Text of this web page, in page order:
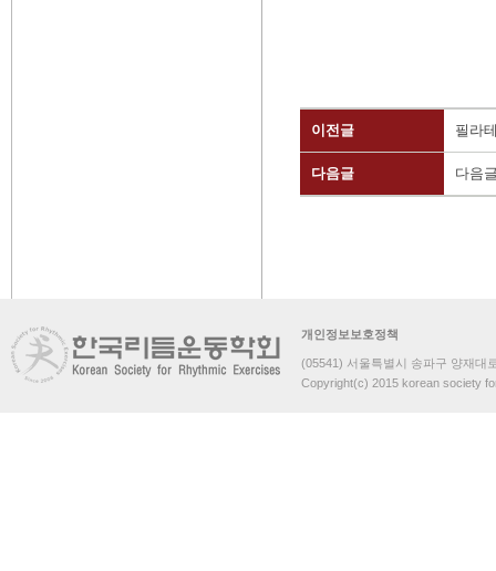
이전글 필라
다음글 다음
개인정보보호정책
(05541) 서울특별시 송파구 양재대
Copyright(c) 2015 korean society